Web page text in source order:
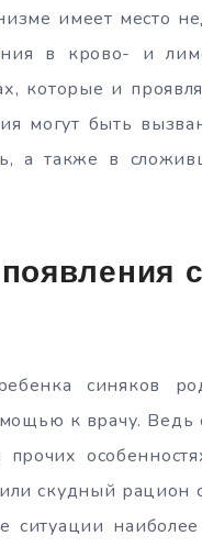
имеет место
в крово- и
которые и
могут быть
а также в
синяков
к врачу.
скудный рацион
ситуации